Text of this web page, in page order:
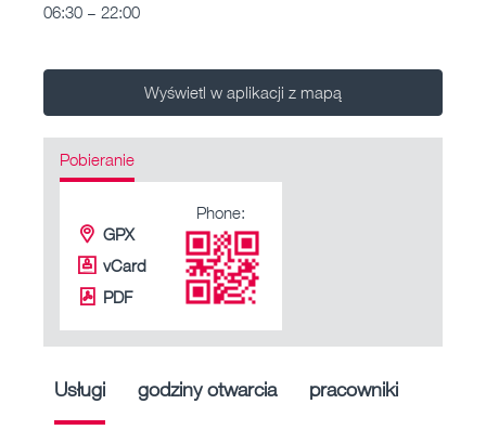
06:30 – 22:00
Wyświetl w aplikacji z mapą
Pobieranie
GPX
vCard
PDF
Phone:
Usługi godziny otwarcia pracowniki